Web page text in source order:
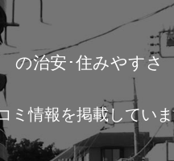
の治安･住みやすさ
情報を掲載してい